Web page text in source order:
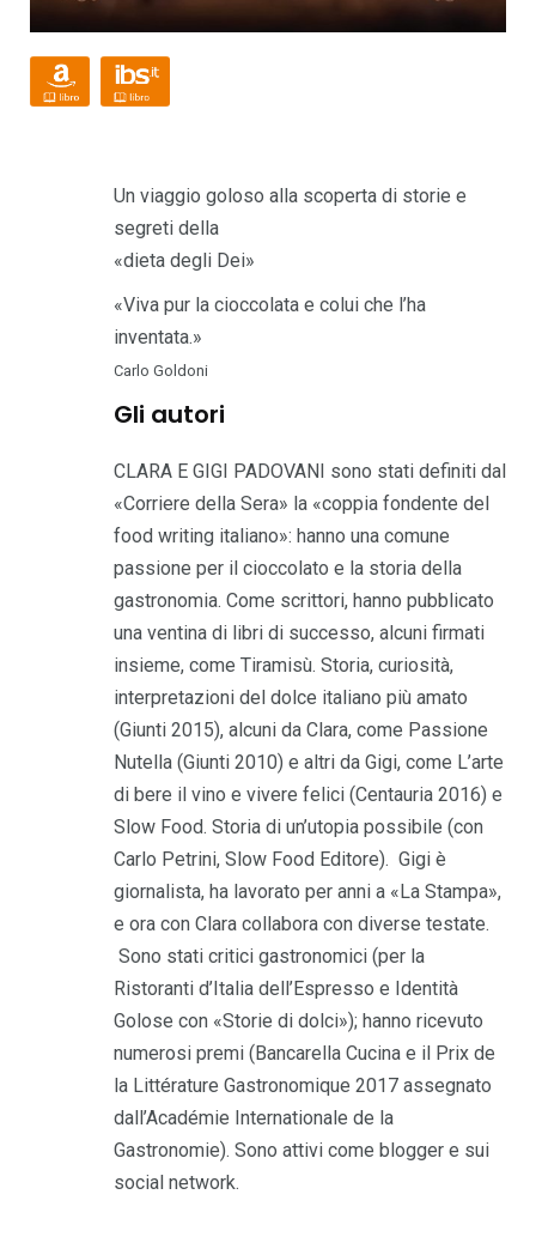
AMAZON
Un viaggio goloso alla scoperta di storie e
segreti della
«dieta degli Dei»
«Viva pur la cioccolata e colui che l’ha
inventata.»
Carlo Goldoni
Gli autori
CLARA E GIGI PADOVANI sono stati definiti dal
«Corriere della Sera» la «coppia fondente del
food writing italiano»: hanno una comune
passione per il cioccolato e la storia della
gastronomia. Come scrittori, hanno pubblicato
una ventina di libri di successo, alcuni firmati
insieme, come Tiramisù. Storia, curiosità,
interpretazioni del dolce italiano più amato
(Giunti 2015), alcuni da Clara, come Passione
Nutella (Giunti 2010) e altri da Gigi, come L’arte
di bere il vino e vivere felici (Centauria 2016) e
Slow Food. Storia di un’utopia possibile (con
Carlo Petrini, Slow Food Editore). Gigi è
giornalista, ha lavorato per anni a «La Stampa»,
e ora con Clara collabora con diverse testate.
Sono stati critici gastronomici (per la
Ristoranti d’Italia dell’Espresso e Identità
Golose con «Storie di dolci»); hanno ricevuto
numerosi premi (Bancarella Cucina e il Prix de
la Littérature Gastronomique 2017 assegnato
dall’Académie Internationale de la
Gastronomie). Sono attivi come blogger e sui
social network.